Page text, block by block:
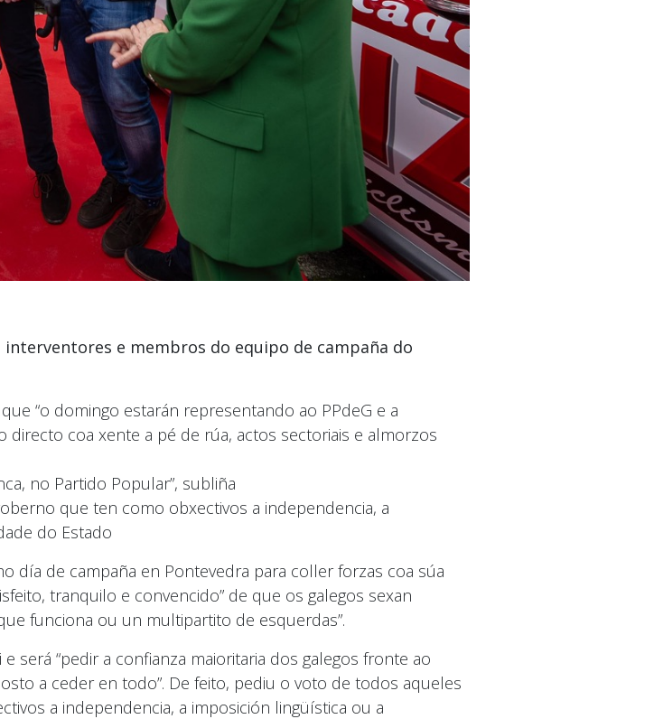
e membros do equipo de campaña do
“o domingo estarán representando ao PPdeG e a
coa xente a pé de rúa, actos sectoriais e almorzos
no Partido Popular”, subliña
que ten como obxectivos a independencia, a
do Estado
día de campaña en Pontevedra para coller forzas coa súa
tranquilo e convencido” de que os galegos sexan
funciona ou un multipartito de esquerdas”.
será “pedir a confianza maioritaria dos galegos fronte ao
a ceder en todo”. De feito, pediu o voto de todos aqueles
a independencia, a imposición lingüística ou a